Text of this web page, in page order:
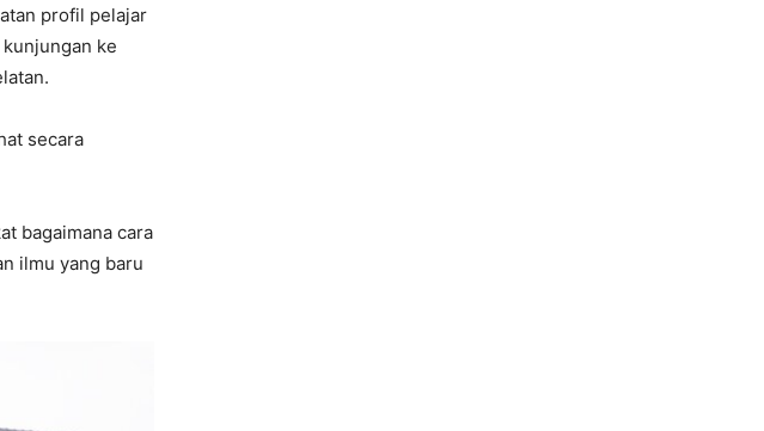
profil pelajar
ke
secara
bagaimana cara
ilmu yang baru